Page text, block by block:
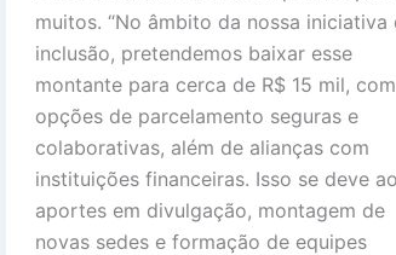
muitos. “No âmbito da nossa iniciativa
inclusão, pretendemos baixar esse
montante para cerca de R$ 15 mil, com
opções de parcelamento seguras e
colaborativas, além de alianças com
instituições financeiras. Isso se deve
aportes em divulgação, montagem de
novas sedes e formação de equipes